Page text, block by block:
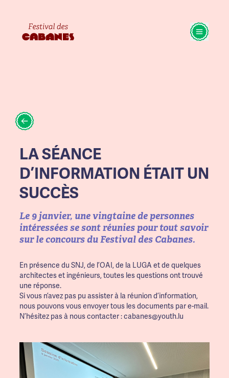
LA SÉANCE
D’INFORMATION ÉTAIT UN
SUCCÈS
Le 9 janvier, une vingtaine de personnes
intéressées se sont réunies pour tout savoir
sur le concours du Festival des Cabanes.
En présence du SNJ, de l’OAI, de la LUGA et de quelques
architectes et ingénieurs, toutes les questions ont trouvé
une réponse.
Si vous n’avez pas pu assister à la réunion d’information,
nous pouvons vous envoyer tous les documents par e-mail.
N’hésitez pas à nous contacter : cabanes@youth.lu